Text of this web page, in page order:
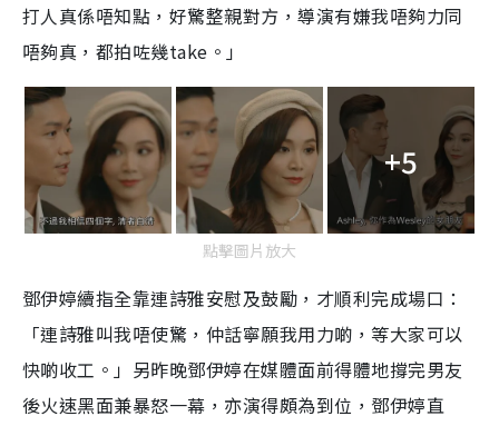
打人真係唔知點，好驚整親對方，導演有嫌我唔夠力同
唔夠真，都拍咗幾take。」
+5
點擊圖片放大
鄧伊婷續指全靠連詩雅安慰及鼓勵，才順利完成場口：
「連詩雅叫我唔使驚，仲話寧願我用力啲，等大家可以
快啲收工。」另昨晚鄧伊婷在媒體面前得體地撐完男友
後火速黑面兼暴怒一幕，亦演得頗為到位，鄧伊婷直